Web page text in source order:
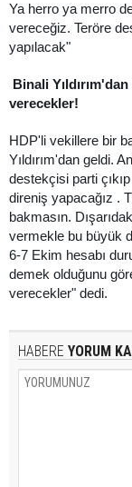
Ya herro ya merro
vereceğiz. Teröre
yapılacak"
Binali
verecekler!
HDP'li vekillere bir
Yıldırım'dan geldi.
destekçisi parti
direniş yapacağız .
bakmasın.
vermekle bu büyük
6-7 Ekim hesabı
demek olduğunu
verecekler" dedi.
HABERE YORUM